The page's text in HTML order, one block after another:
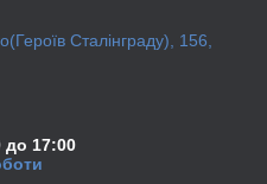
Сталінграду), 156,
до 17:00